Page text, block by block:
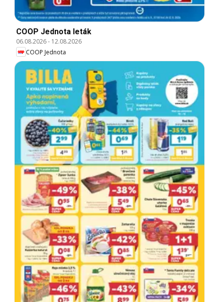
COOP Jednota leták
06.08.2026- 12.08.2026
COOP Jednota